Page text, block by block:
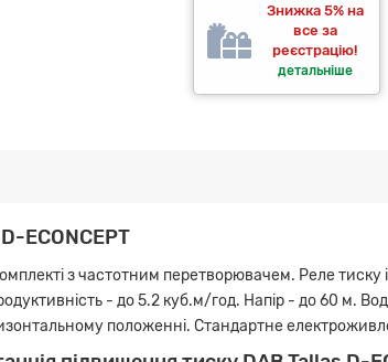
Знижка 5% на
все за
реєстрацію!
детальніше
ECONCEPT
з частотним перетворювачем. Реле тиску
- до 5.2 куб.м/год. Напір - до 60 м.
положенні. Стандартне